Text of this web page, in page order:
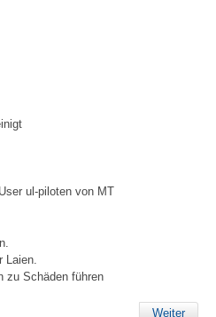
ul-piloten von MT
Laien.
zu Schäden führen
Weiter